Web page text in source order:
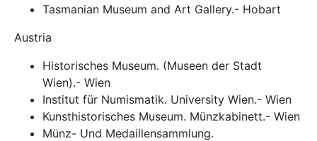
Tasmanian Museum and Art Gallery.- Hobart
Austria
Historisches Museum. (Museen der Stadt
Wien).- Wien
Institut für Numismatik. University Wien.- Wien
Kunsthistorisches Museum. Münzkabinett.- Wien
Münz- Und Medaillensammlung.